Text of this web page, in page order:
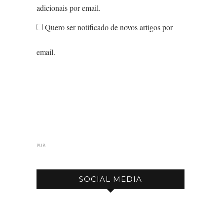
adicionais por email.
Quero ser notificado de novos artigos por
email.
PUB
SOCIAL MEDIA